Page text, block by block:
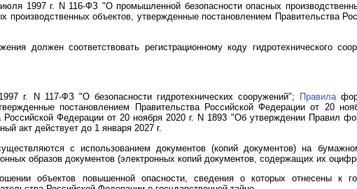
1997 г. N 116-ФЗ "О промышленной безопасности опасных
производственных объектов, утвержденные постановлением Правительства
должен соответствовать регистрационному коду гидротехнического
г. N 117-ФЗ "О безопасности гидротехнических сооружений"; Правила
постановлением Правительства Российской Федерации от 20
Российской Федерации от 20 ноября 2020 г. N 1893 "Об утверждении Правил
акт действует до 1 января 2027 г.
с использованием документов (копий документов) на
образов документов (электронных копий документов, содержащих их
объектов повышенной опасности, сведения о которых отнесены к